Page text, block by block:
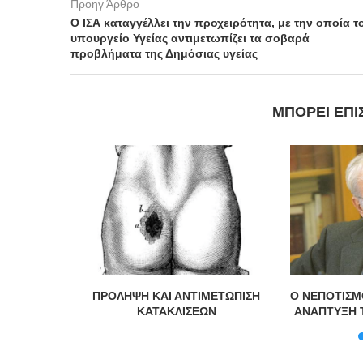
Προηγ Άρθρο
Ο ΙΣΑ καταγγέλλει την προχειρότητα, με την οποία
υπουργείο Υγείας αντιμετωπίζει τα σοβαρά
προβλήματα της Δημόσιας υγείας
ΜΠΟΡΕΊ
ΠΡΟΛΗΨΗ ΚΑΙ ΑΝΤΙΜΕΤΩΠΙΣΗ
ΚΑΤΑΚΛΙΣΕΩΝ
Ο
ΑΝΑΠΤΥΞΗ